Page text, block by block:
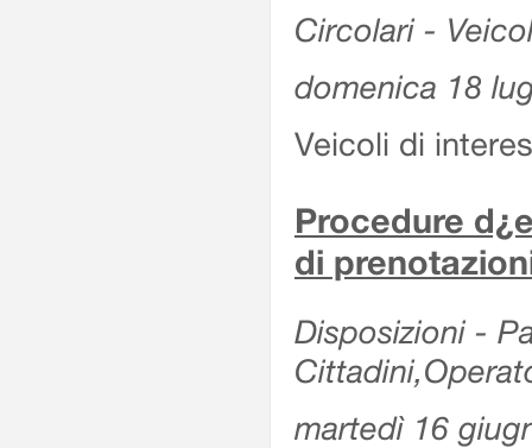
Circolari -
domenica 18
Veicoli di
Procedure
di
Disposizioni -
martedì 16